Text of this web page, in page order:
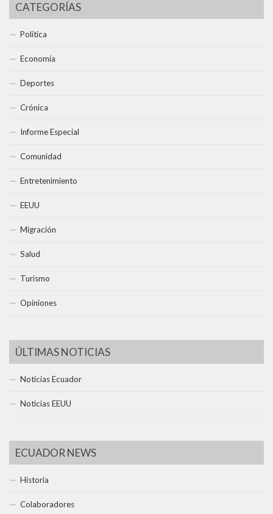
CATEGORÍAS
Política
Economía
Deportes
Crónica
Informe Especial
Comunidad
Entretenimiento
EEUU
Migración
Salud
Turismo
Opiniones
ÚLTIMAS NOTICIAS
Noticias Ecuador
Noticias EEUU
ECUADOR NEWS
Historia
Colaboradores